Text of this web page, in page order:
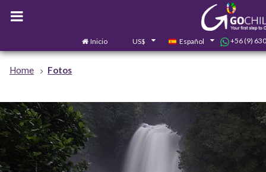
Inicio US$ Español +56 (9)
Home Fotos